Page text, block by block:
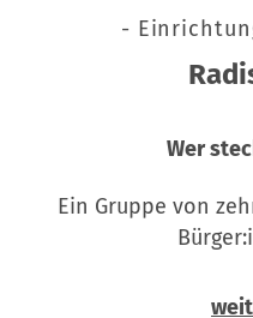
-
Wer
Ein Gruppe von